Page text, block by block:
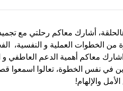
أشارك معاكم رحلتي مع
من الخطوات العملية و النفسية،
معاكم أهمية الدعم العاطفي و
في نفس الخطوة، تعالوا اسمعوا
والإلهام!